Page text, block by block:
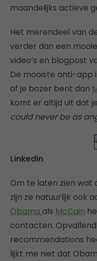
maandelijks actieve
Het merendeel van
verder dan een
video’s en blogpost
De mooiste anti-app
of je bozer bent dan
komt er altijd uit dat
could never be as
Linkedin
Om te laten zien wat
zijn ze natuurlijk ook
Obama als McCain
contacten.
recommendations
lijkt me niet dat